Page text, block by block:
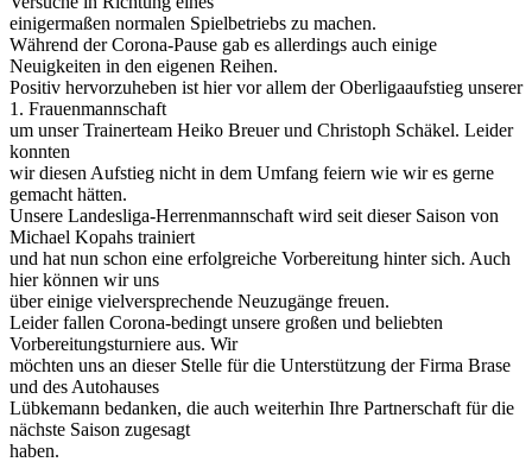
einigermaßen normalen Spielbetriebs zu machen.
Während der Corona-Pause gab es allerdings auch einige
Neuigkeiten in den eigenen Reihen.
Positiv hervorzuheben ist hier vor allem der Oberligaaufstieg unserer
1. Frauenmannschaft
um unser Trainerteam Heiko Breuer und Christoph Schäkel. Leider
konnten
wir diesen Aufstieg nicht in dem Umfang feiern wie wir es gerne
gemacht hätten.
Unsere Landesliga-Herrenmannschaft wird seit dieser Saison von
Michael Kopahs trainiert
und hat nun schon eine erfolgreiche Vorbereitung hinter sich. Auch
hier können wir uns
über einige vielversprechende Neuzugänge freuen.
Leider fallen Corona-bedingt unsere großen und beliebten
Vorbereitungsturniere aus. Wir
möchten uns an dieser Stelle für die Unterstützung der Firma Brase
und des Autohauses
Lübkemann bedanken, die auch weiterhin Ihre Partnerschaft für die
nächste Saison zugesagt
haben.